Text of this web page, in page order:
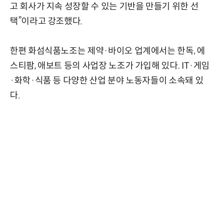
고 회사가 지속 성장할 수 있는 기반을 만들기 위한 선
택”이라고 강조했다.
한편 화섬식품노조는 제약·바이오 업계에서는 한독, 에
스티팜, 애보트 등의 사업장 노조가 가입해 있다. IT·게임
·화학·식품 등 다양한 산업 분야 노동자들이 소속돼 있
다.